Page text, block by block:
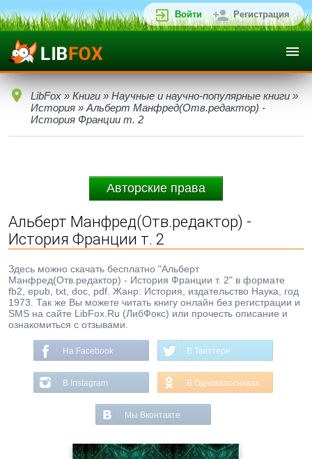
Войти Регистрация
LibFox » Книги » Научные и научно-популярные книги »
История » Альберт Манфред(Отв.редактор) -
История Франции т. 2
Авторские права
Альберт Манфред(Отв.редактор) -
История Франции т. 2
Здесь можно скачать бесплатно "Альберт
Манфред(Отв.редактор) - История Франции т. 2" в формате
fb2, epub, txt, doc, pdf. Жанр: История, издательство Наука, год
1973. Так же Вы можете читать книгу онлайн без регистрации и
SMS на сайте LibFox.Ru (ЛибФокс) или прочесть описание и
ознакомиться с отзывами.
На Facebook В Твиттере
В Instagram В Одноклассниках
Мы Вконтакте